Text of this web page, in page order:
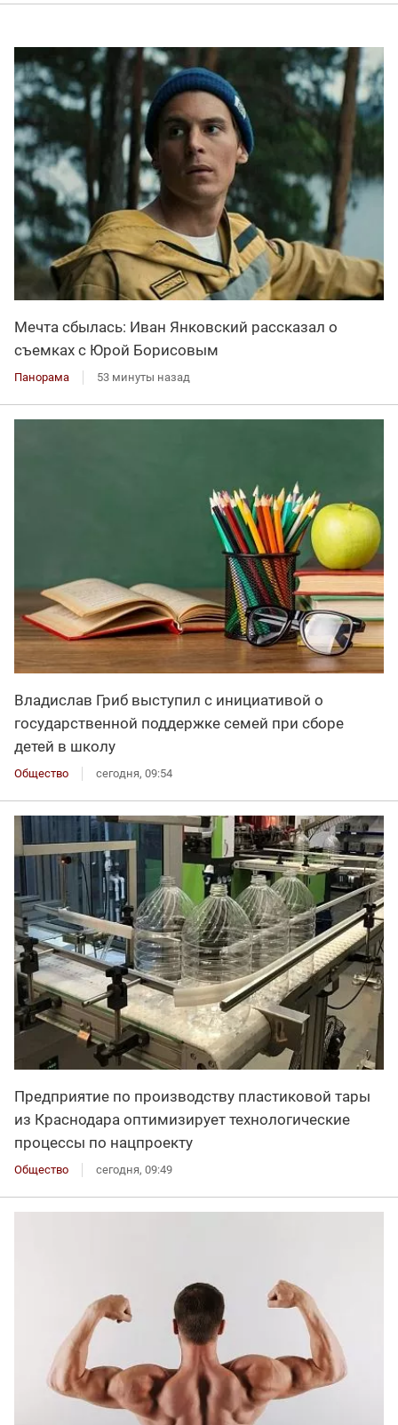
Мечта сбылась: Иван Янковский рассказал о
съемках с Юрой Борисовым
Панорама 53 минуты назад
Владислав Гриб выступил с инициативой о
государственной поддержке семей при сборе
детей в школу
Общество сегодня, 09:54
Предприятие по производству пластиковой тары
из Краснодара оптимизирует технологические
процессы по нацпроекту
Общество сегодня, 09:49